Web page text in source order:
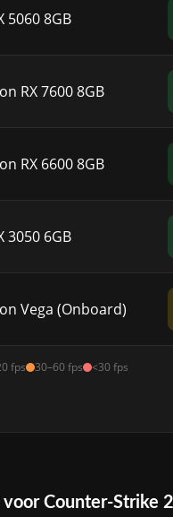
5060 8GB
RX 7600 8GB
RX 6600 8GB
3050 6GB
Vega (Onboard)
fps 30–60 fps <30 fps
voor Counter-Strike